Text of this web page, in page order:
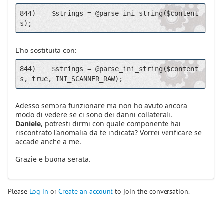
844)	$strings = @parse_ini_string($content
s);
L'ho sostituita con:
844)	$strings = @parse_ini_string($content
s, true, INI_SCANNER_RAW);
Adesso sembra funzionare ma non ho avuto ancora
modo di vedere se ci sono dei danni collaterali.
Daniele, potresti dirmi con quale componente hai
riscontrato l'anomalia da te indicata? Vorrei verificare se
accade anche a me.
Grazie e buona serata.
Please Log in or Create an account to join the conversation.